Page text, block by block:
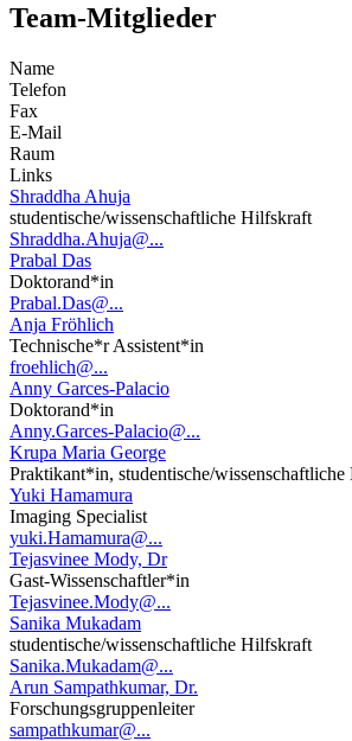
Team-Mitglieder
Name
Telefon
Fax
E-Mail
Raum
Links
Shraddha Ahuja
studentische/wissenschaftliche Hilfskraft
Shraddha.Ahuja@...
Prabal Das
Doktorand*in
Prabal.Das@...
Anja Fröhlich
Technische*r Assistent*in
froehlich@...
Anny Garces-Palacio
Doktorand*in
Anny.Garces-Palacio@...
Krupa Maria George
Praktikant*in, studentische/
Yuki Hamamura
Imaging Specialist
yuki.Hamamura@...
Tejasvinee Mody, Dr
Gast-Wissenschaftler*in
Tejasvinee.Mody@...
Sanika Mukadam
studentische/wissenschaftliche Hilfskraft
Sanika.Mukadam@...
Arun Sampathkumar, Dr.
Forschungsgruppenleiter
sampathkumar@...